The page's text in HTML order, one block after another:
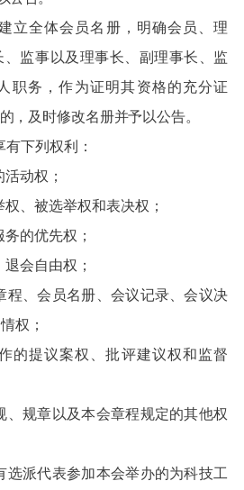
立全体会员名册，明确会员、理
监事以及理事长、副理事长、监
职务，作为证明其资格的充分证
，及时修改名册并予以公告。
下列权利：
活动权；
权、被选举权和表决权；
务的优先权；
退会自由权；
程、会员名册、会议记录、会议决
权；
的提议案权、批评建议权和监督
、规章以及本会章程规定的其他权
选派代表参加本会举办的为科技工